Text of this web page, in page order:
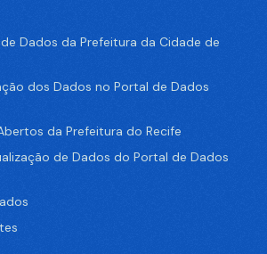
Dados da Prefeitura da Cidade de
dos Dados no Portal de Dados
da Prefeitura do Recife
de Dados do Portal de Dados